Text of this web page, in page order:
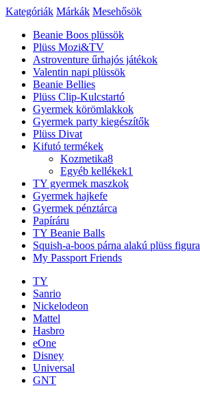
Kategóriák Márkák Mesehősök
Beanie Boos plüssök
Plüss Mozi&TV
Astroventure űrhajós játékok
Valentin napi plüssök
Beanie Bellies
Plüss Clip-Kulcstartó
Gyermek körömlakkok
Gyermek party kiegészítők
Plüss Divat
Kifutó termékek
Kozmetika8
Egyéb kellékek1
TY gyermek maszkok
Gyermek hajkefe
Gyermek pénztárca
Papíráru
TY Beanie Balls
Squish-a-boos párna alakú plüss figura
My Passport Friends
TY
Sanrio
Nickelodeon
Mattel
Hasbro
eOne
Disney
Universal
GNT